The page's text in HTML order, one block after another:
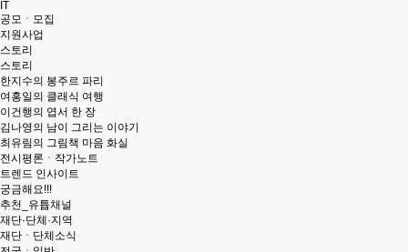
IT
공모ㆍ모집
지원사업
스토리
스토리
한지수의 봉주르 파리
여홍일의 클래식 여행
이건행의 엽서 한 장
김나영의 남이 그리는 이야기
최유림의 그림책 마음 화실
전시평론ㆍ작가노트
트렌드 인사이트
궁금해요!!!
추천_유튭채널
재단·단체·지역
재단ㆍ단체소식